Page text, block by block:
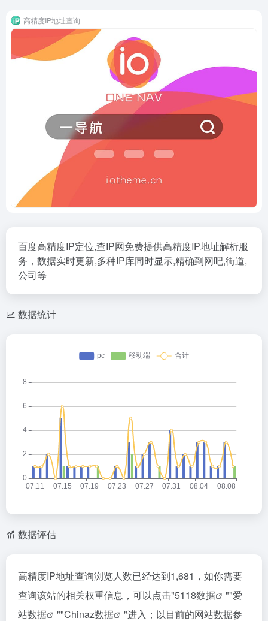
高精度IP地址查询
百度高精度IP定位,查IP网免费提供高精度IP地址解析服
务，数据实时更新,多种IP库同时显示,精确到网吧,街道,
公司等
数据统计
数据评估
高精度IP地址查询浏览人数已经达到1,681，如你需要
查询该站的相关权重信息，可以点击"5118数据 ""爱
站数据
""Chinaz数据 "进入；以目前的网站数据参